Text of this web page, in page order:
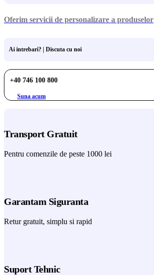
Oferim servicii de personalizare a produselor
Ai intrebari? | Discuta cu noi
+40 746 100 800
Suna acum
Transport Gratuit
Pentru comenzile de peste 1000 lei
Garantam Siguranta
Retur gratuit, simplu si rapid
Suport Tehnic